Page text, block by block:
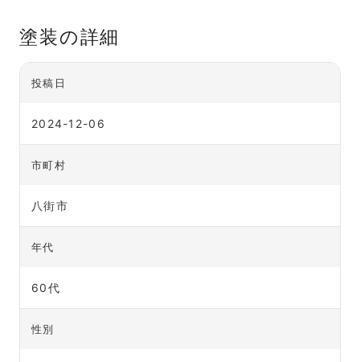
塗装の詳細
投稿日
2024-12-06
市町村
八街市
年代
60代
性別